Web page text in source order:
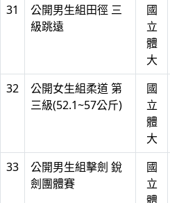
31
公開男生組田徑 三
級跳遠
國
立
體
大
32
公開女生組柔道 第
三級(52.1~57公斤)
國
立
體
大
33
公開男生組擊劍 銳
劍團體賽
國
立